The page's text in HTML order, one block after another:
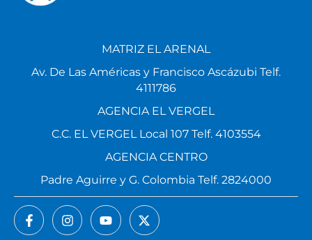
MATRIZ EL ARENAL
Av. De Las Américas y Francisco Ascázubi Telf.
4111786
AGENCIA EL VERGEL
C.C. EL VERGEL Local 107 Telf. 4103554
AGENCIA CENTRO
Padre Aguirre y G. Colombia Telf. 2824000